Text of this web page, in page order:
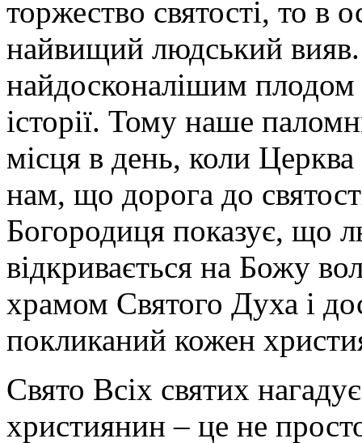
торжество святості, то в
найвищий людський
найдосконалішим плодом
історії. Тому наше
місця в день, коли
нам, що дорога до
Богородиця показує, що
відкривається на Божу
храмом Святого Духа і
покликаний кожен
Свято Всіх святих
християнин – це не